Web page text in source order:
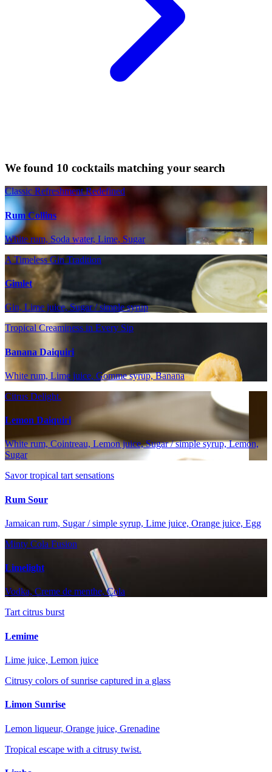
We found 10 cocktails matching your search
Classic Refreshment Redefined
Rum Collins
White rum, Soda water, Lime, Sugar
A Timeless Gin Tradition
Gimlet
Gin, Lime juice, Sugar / simple syrup
Tropical Creaminess in Every Sip
Banana Daiquiri
White rum, Lime juice, Gomme syrup, Banana
Citrus Delight.
Lemon Daiquiri
White rum, Cointreau, Lemon juice, Sugar / simple syrup, Lemon,
Sugar
Savor tropical tart sensations
Rum Sour
Jamaican rum, Sugar / simple syrup, Lime juice, Orange juice, Egg
Minty Cola Fusion
Limelight
Vodka, Creme de menthe, Cola
Tart citrus burst
Lemime
Lime juice, Lemon juice
Citrusy colors of sunrise captured in a glass
Limon Sunrise
Lemon liqueur, Orange juice, Grenadine
Tropical escape with a citrusy twist.